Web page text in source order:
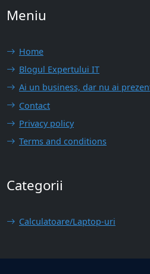
Meniu
Home
Blogul Expertului IT
Ai un business, dar nu ai
Contact
Privacy policy
Terms and conditions
Categorii
Calculatoare/Laptop-uri